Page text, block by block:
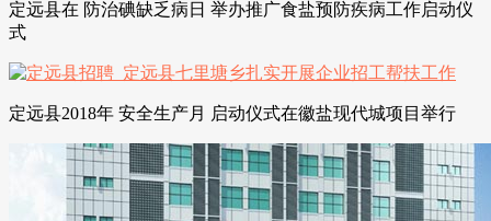
定远县在 防治碘缺乏病日 举办推广食盐预防疾病工作启动仪
式
定远县2018年 安全生产月 启动仪式在徽盐现代城项目举行